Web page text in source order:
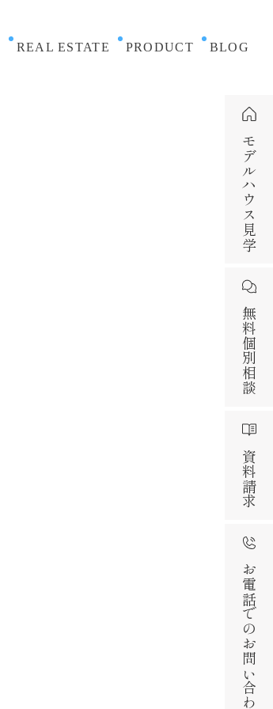
REAL ESTATE PRODUCT BLOG
モデルハウス見学
無料個別相談
資料請求
お電話でのお問い合わせ